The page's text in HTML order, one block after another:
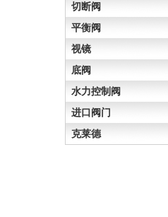
切断阀
平衡阀
视镜
底阀
水力控制阀
进口阀门
克莱德